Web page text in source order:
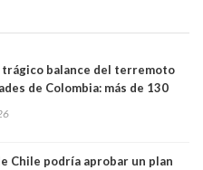
trágico balance del terremoto
de Colombia: más de 130
Chile podría aprobar un plan